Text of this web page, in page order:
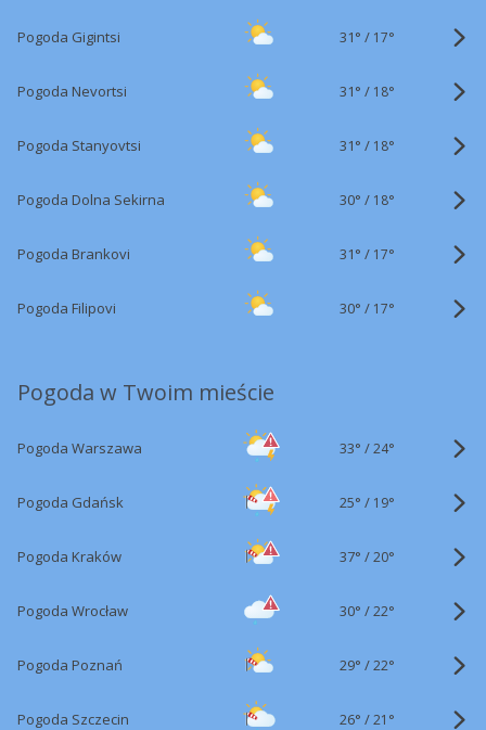
Pogoda Gigintsi 31° / 17°
Pogoda Nevortsi 31° / 18°
Pogoda Stanyovtsi 31° / 18°
Pogoda Dolna Sekirna 30° / 18°
Pogoda Brankovi 31° / 17°
Pogoda Filipovi 30° / 17°
Pogoda w Twoim mieście
Pogoda Warszawa 33° /24°
Pogoda Gdańsk 25° / 19°
Pogoda Kraków 37° /20°
Pogoda Wrocław 30° /22°
Pogoda Poznań 29° /22°
Pogoda Szczecin 26° /21°